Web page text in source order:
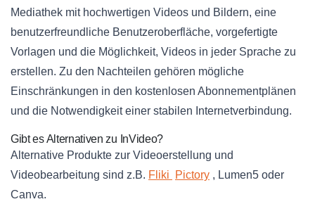
Mediathek mit hochwertigen Videos und Bildern, eine
benutzerfreundliche Benutzeroberfläche, vorgefertigte
Vorlagen und die Möglichkeit, Videos in jeder Sprache zu
erstellen. Zu den Nachteilen gehören mögliche
Einschränkungen in den kostenlosen Abonnementplänen
und die Notwendigkeit einer stabilen Internetverbindung.
Gibt es Alternativen zu InVideo?
Alternative Produkte zur Videoerstellung und
Videobearbeitung sind z.B. Fliki Pictory , Lumen5 oder
Canva.